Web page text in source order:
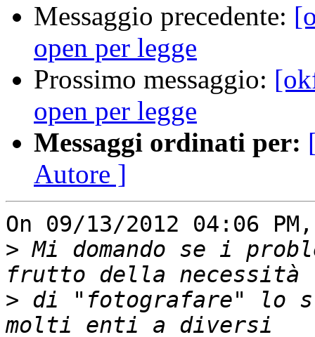
Messaggio precedente:
open per legge
Prossimo messaggio:
open per legge
Messaggi ordinati per:
Autore ]
On 09/13/2012 04:06
> Mi domando se i
> di "fotografare" lo